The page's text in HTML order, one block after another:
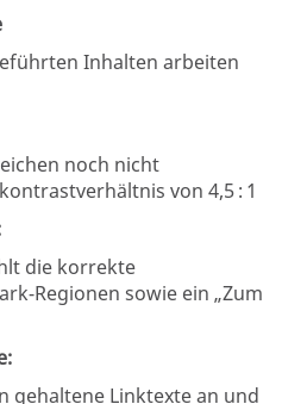
Inhalten arbeiten
noch nicht
von 4,5 : 1
die korrekte
Regionen sowie ein „Zum
gehaltene Linktexte an und